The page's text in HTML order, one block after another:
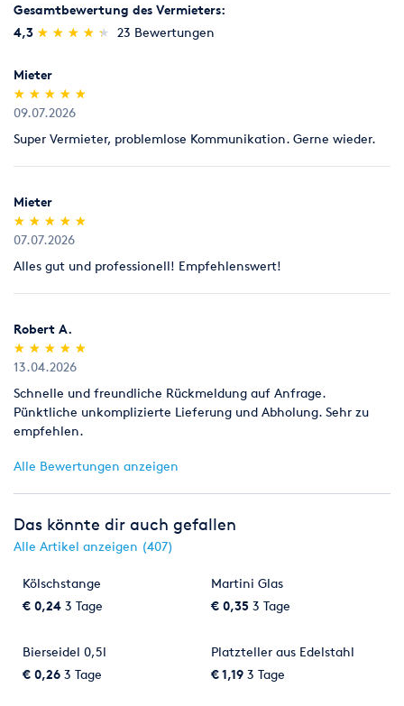
Gesamtbewertung des Vermieters:
4,3 (*)
★
★
(*) ★
★
(*) ★
★
(*) ★
★
(*) ★
★ 23 Bewertungen
Mieter
(*)
★
★
(*) ★
★
(*) ★
★
(*) ★
★
(*) ★
★
09.07.2026
Super Vermieter, problemlose Kommunikation. Gerne wieder.
Mieter
(*)
★
★
(*) ★
★
(*) ★
★
(*) ★
★
(*) ★
★
07.07.2026
Alles gut und professionell! Empfehlenswert!
Robert A.
(*)
★
★
(*) ★
★
(*) ★
★
(*) ★
★
(*) ★
★
13.04.2026
Schnelle und freundliche Rückmeldung auf Anfrage.
Pünktliche unkomplizierte Lieferung und Abholung. Sehr zu
empfehlen.
Alle Bewertungen anzeigen
Das könnte dir auch gefallen
Alle Artikel anzeigen (407)
Kölschstange
€ 0,24 3 Tage
Martini Glas
€ 0,35 3 Tage
Bierseidel 0,5l
€ 0,26 3 Tage
Platzteller aus Edelstahl
€ 1,19 3 Tage